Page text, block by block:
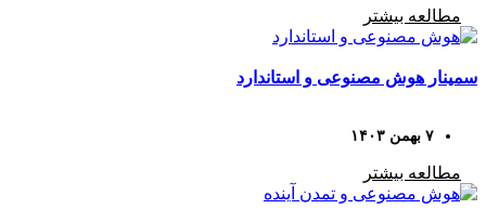
مطالعه بیشتر
سمینار هوش مصنوعی و استاندارد
۷ بهمن ۱۴۰۳
مطالعه بیشتر